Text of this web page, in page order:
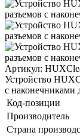
Артикул:
Устройство
с наконечниками
Код-позиции
Производитель
Страна